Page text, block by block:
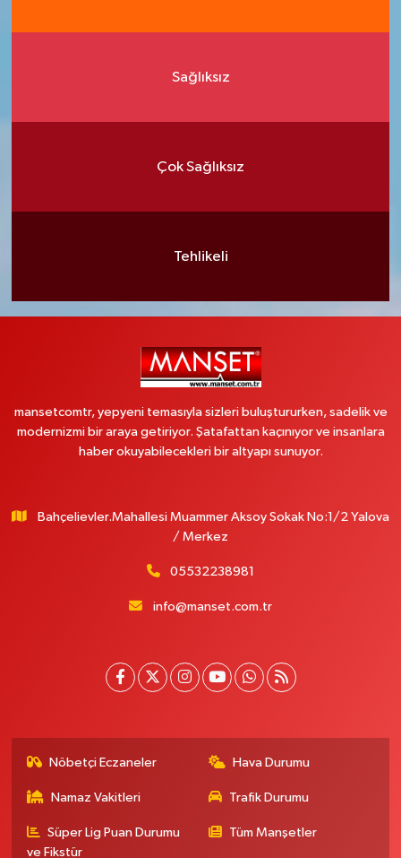
Sağlıksız
Çok Sağlıksız
Tehlikeli
mansetcomtr, yepyeni temasıyla sizleri buluştururken, sadelik ve
modernizmi bir araya getiriyor. Şatafattan kaçınıyor ve insanlara
haber okuyabilecekleri bir altyapı sunuyor.
Bahçelievler.Mahallesi Muammer Aksoy Sokak No:1/2 Yalova
/ Merkez
05532238981
info@manset.com.tr
Nöbetçi Eczaneler Hava Durumu
Namaz Vakitleri Trafik Durumu
Süper Lig Puan Durumu
ve Fikstür
Tüm Manşetler